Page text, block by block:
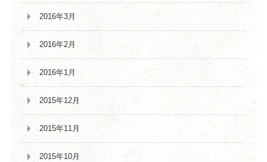
2016年3月
2016年2月
2016年1月
2015年12月
2015年11月
2015年10月